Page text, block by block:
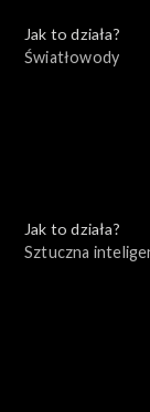
Jak to działa?
Światłowody
Jak to działa?
Sztuczna